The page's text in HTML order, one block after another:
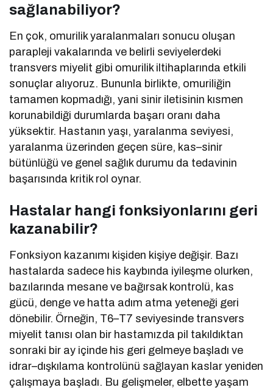
sağlanabiliyor?
En çok, omurilik yaralanmaları sonucu oluşan
parapleji vakalarında ve belirli seviyelerdeki
transvers miyelit gibi omurilik iltihaplarında etkili
sonuçlar alıyoruz. Bununla birlikte, omuriliğin
tamamen kopmadığı, yani sinir iletisinin kısmen
korunabildiği durumlarda başarı oranı daha
yüksektir. Hastanın yaşı, yaralanma seviyesi,
yaralanma üzerinden geçen süre, kas–sinir
bütünlüğü ve genel sağlık durumu da tedavinin
başarısında kritik rol oynar.
Hastalar hangi fonksiyonlarını geri
kazanabilir?
Fonksiyon kazanımı kişiden kişiye değişir. Bazı
hastalarda sadece his kaybında iyileşme olurken,
bazılarında mesane ve bağırsak kontrolü, kas
gücü, denge ve hatta adım atma yeteneği geri
dönebilir. Örneğin, T6–T7 seviyesinde transvers
miyelit tanısı olan bir hastamızda pil takıldıktan
sonraki bir ay içinde his geri gelmeye başladı ve
idrar–dışkılama kontrolünü sağlayan kaslar yeniden
çalışmaya başladı. Bu gelişmeler, elbette yaşam